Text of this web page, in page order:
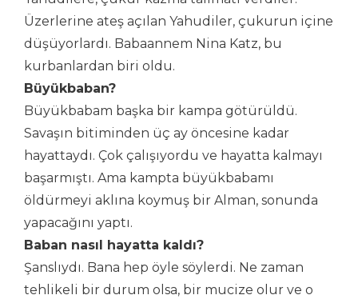
Üzerlerine ateş açılan Yahudiler, çukurun içine
düşüyorlardı. Babaannem Nina Katz, bu
kurbanlardan biri oldu.
Büyükbaban?
Büyükbabam başka bir kampa götürüldü.
Savaşın bitiminden üç ay öncesine kadar
hayattaydı. Çok çalışıyordu ve hayatta kalmayı
başarmıştı. Ama kampta büyükbabamı
öldürmeyi aklına koymuş bir Alman, sonunda
yapacağını yaptı.
Baban nasıl hayatta kaldı?
Şanslıydı. Bana hep öyle söylerdi. Ne zaman
tehlikeli bir durum olsa, bir mucize olur ve o